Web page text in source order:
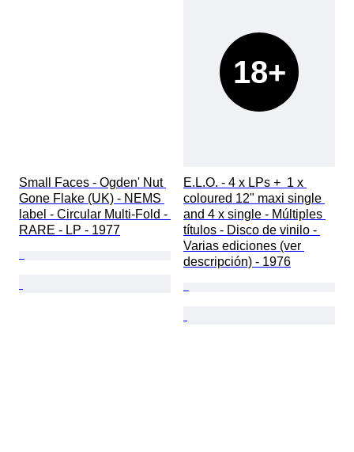
Small Faces - Ogden' Nut
Gone Flake (UK) - NEMS
label - Circular Multi-Fold -
RARE - LP - 1977
18+
E.L.O. - 4 x LPs +  1 x
coloured 12" maxi single
and 4 x single - Múltiples
títulos - Disco de vinilo -
Varias ediciones (ver
descripción) - 1976